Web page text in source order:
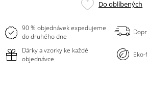
Přidat
Do oblíbených
90 % objednávek expedujeme
do druhého dne
Dárky a vzorky ke každé
objednávce